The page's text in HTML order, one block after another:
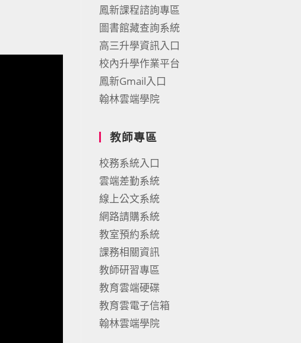
鳳新課程諮詢專區
圖書館藏查詢系統
高三升學資訊入口
校內升學作業平台
鳳新Gmail入口
翰林雲端學院
教師專區
校務系統入口
雲端差勤系統
線上公文系統
網路請購系統
教室預約系統
課務相關資訊
教師研習專區
教育雲端硬碟
教育雲電子信箱
翰林雲端學院